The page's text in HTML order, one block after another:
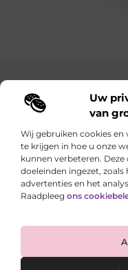
Uw
van
Wij gebruiken cookies
te krijgen in hoe u onze
kunnen verbeteren.
doeleinden ingezet,
advertenties en het
Raadpleeg ons
Main Links
Elke dag
Laat je verrassen